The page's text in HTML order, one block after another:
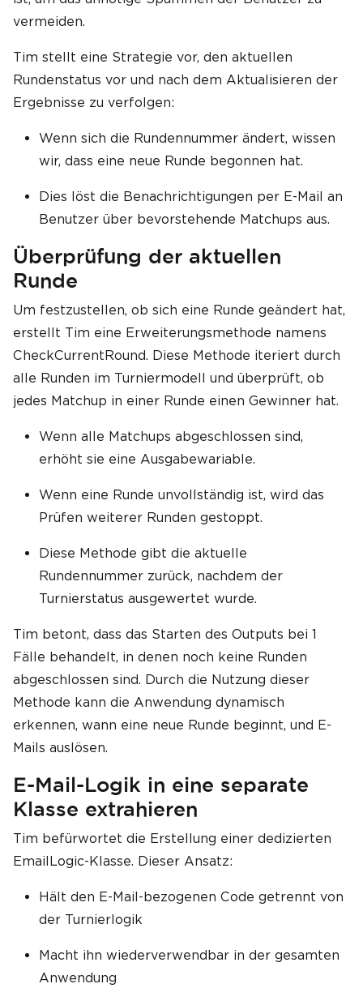
vermeiden.
Tim stellt eine Strategie vor, den aktuellen
Rundenstatus vor und nach dem Aktualisieren der
Ergebnisse zu verfolgen:
Wenn sich die Rundennummer ändert, wissen
wir, dass eine neue Runde begonnen hat.
Dies löst die Benachrichtigungen per E-Mail an
Benutzer über bevorstehende Matchups aus.
Überprüfung der aktuellen
Runde
Um festzustellen, ob sich eine Runde geändert hat,
erstellt Tim eine Erweiterungsmethode namens
CheckCurrentRound. Diese Methode iteriert durch
alle Runden im Turniermodell und überprüft, ob
jedes Matchup in einer Runde einen Gewinner hat.
Wenn alle Matchups abgeschlossen sind,
erhöht sie eine Ausgabewariable.
Wenn eine Runde unvollständig ist, wird das
Prüfen weiterer Runden gestoppt.
Diese Methode gibt die aktuelle
Rundennummer zurück, nachdem der
Turnierstatus ausgewertet wurde.
Tim betont, dass das Starten des Outputs bei 1
Fälle behandelt, in denen noch keine Runden
abgeschlossen sind. Durch die Nutzung dieser
Methode kann die Anwendung dynamisch
erkennen, wann eine neue Runde beginnt, und E-
Mails auslösen.
E-Mail-Logik in eine separate
Klasse extrahieren
Tim befürwortet die Erstellung einer dedizierten
EmailLogic-Klasse. Dieser Ansatz:
Hält den E-Mail-bezogenen Code getrennt von
der Turnierlogik
Macht ihn wiederverwendbar in der gesamten
Anwendung